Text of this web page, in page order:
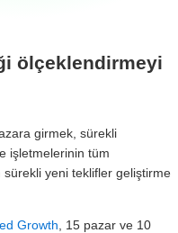
ölçeklendirmeyi
girmek, sürekli
işletmelerinin tüm
sürekli yeni teklifler geliştirme
Growth , 15 pazar ve 10